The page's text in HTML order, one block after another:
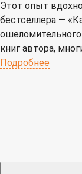
Этот опыт
бестселлера —
книг автора,
Подробнее